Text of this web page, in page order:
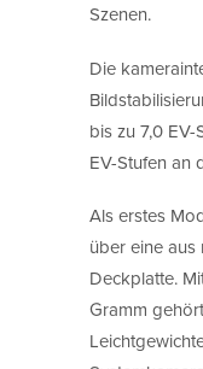
Szenen.
Die
bis zu 7,0
EV-Stufen an
Als erstes
über eine aus
Deckplatte.
Gramm